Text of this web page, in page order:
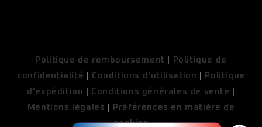
Politique de remboursement
Politique de
confidentialité
Conditions d'utilisation
Politique
d'expédition
Conditions générales de vente
Mentions légales
Préférences en matière de
cookies